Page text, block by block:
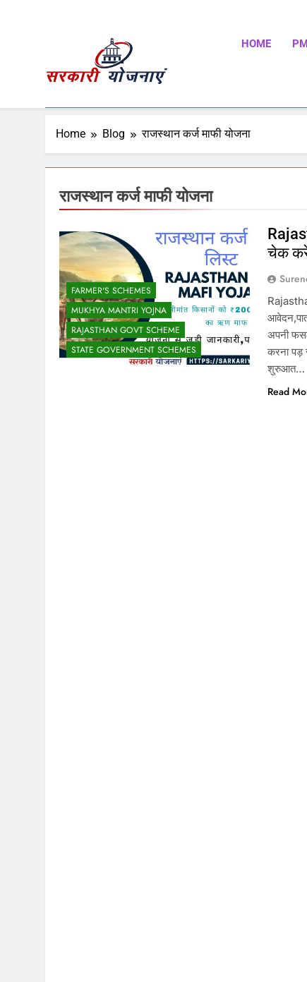
Sarkari Yojnaye
Sarkari Yojnaye | Government Schemes | सरकारी
HOME
Home Blog राजस्थान कर्ज माफी योजना
राजस्थान कर्ज माफी योजना
FARMER'S SCHEMES
MUKHYA MANTRI YOJNA
RAJASTHAN GOVT SCHEME
STATE GOVERNMENT SCHEMES
चेक
अपनी
करना पड़
शुरुआत…
Read